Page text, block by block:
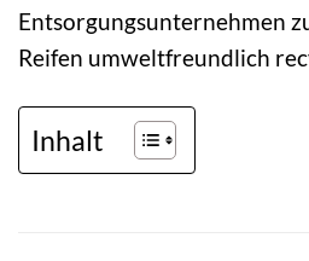
Entsorgungsunternehmen
Reifen umweltfreundlich
Inhalt